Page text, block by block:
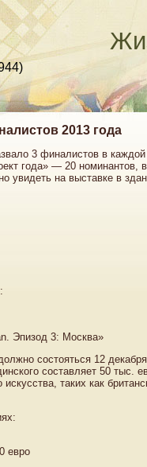
2013 года
3 финалистов в
года» — 20
на выставке в
Эпизод 3: Москва»
состояться 12
составляет 50 тыс.
таких как
евро